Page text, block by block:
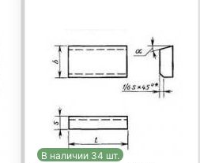
В наличии 34 шт.